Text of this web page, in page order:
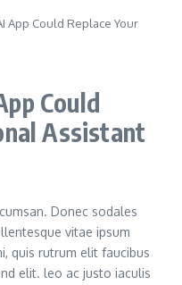
App Could Replace Your
Could
Assistant
Donec sodales
vitae ipsum
quis rutrum elit faucibus
elit. leo ac justo iaculis